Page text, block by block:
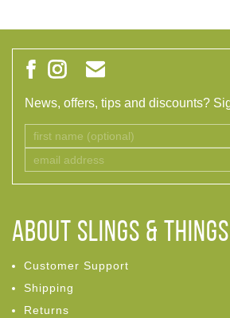
News, offers, tips and discounts?
ABOUT Slings & Things
Customer Support
Shipping
Returns